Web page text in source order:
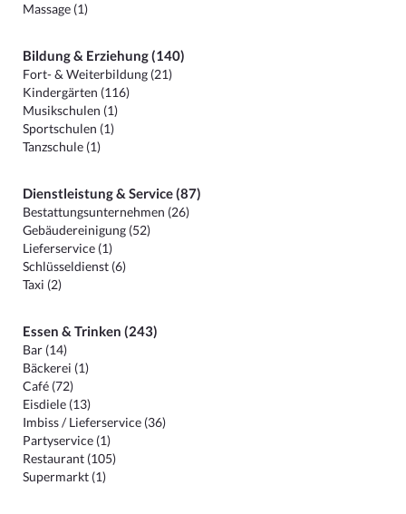
Massage (1)
Bildung & Erziehung (140)
Fort- & Weiterbildung (21)
Kindergärten (116)
Musikschulen (1)
Sportschulen (1)
Tanzschule (1)
Dienstleistung & Service (87)
Bestattungsunternehmen (26)
Gebäudereinigung (52)
Lieferservice (1)
Schlüsseldienst (6)
Taxi (2)
Essen & Trinken (243)
Bar (14)
Bäckerei (1)
Café (72)
Eisdiele (13)
Imbiss / Lieferservice (36)
Partyservice (1)
Restaurant (105)
Supermarkt (1)